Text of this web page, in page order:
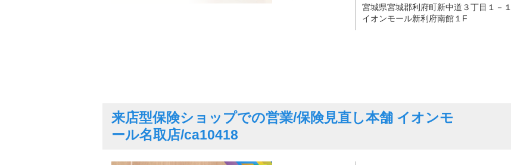
宮城県宮城郡利府町新中道３丁目１－１
イオンモール新利府南館１F
来店型保険ショップでの営業/保険見直し本舗 イオンモ
ール名取店/ca10418